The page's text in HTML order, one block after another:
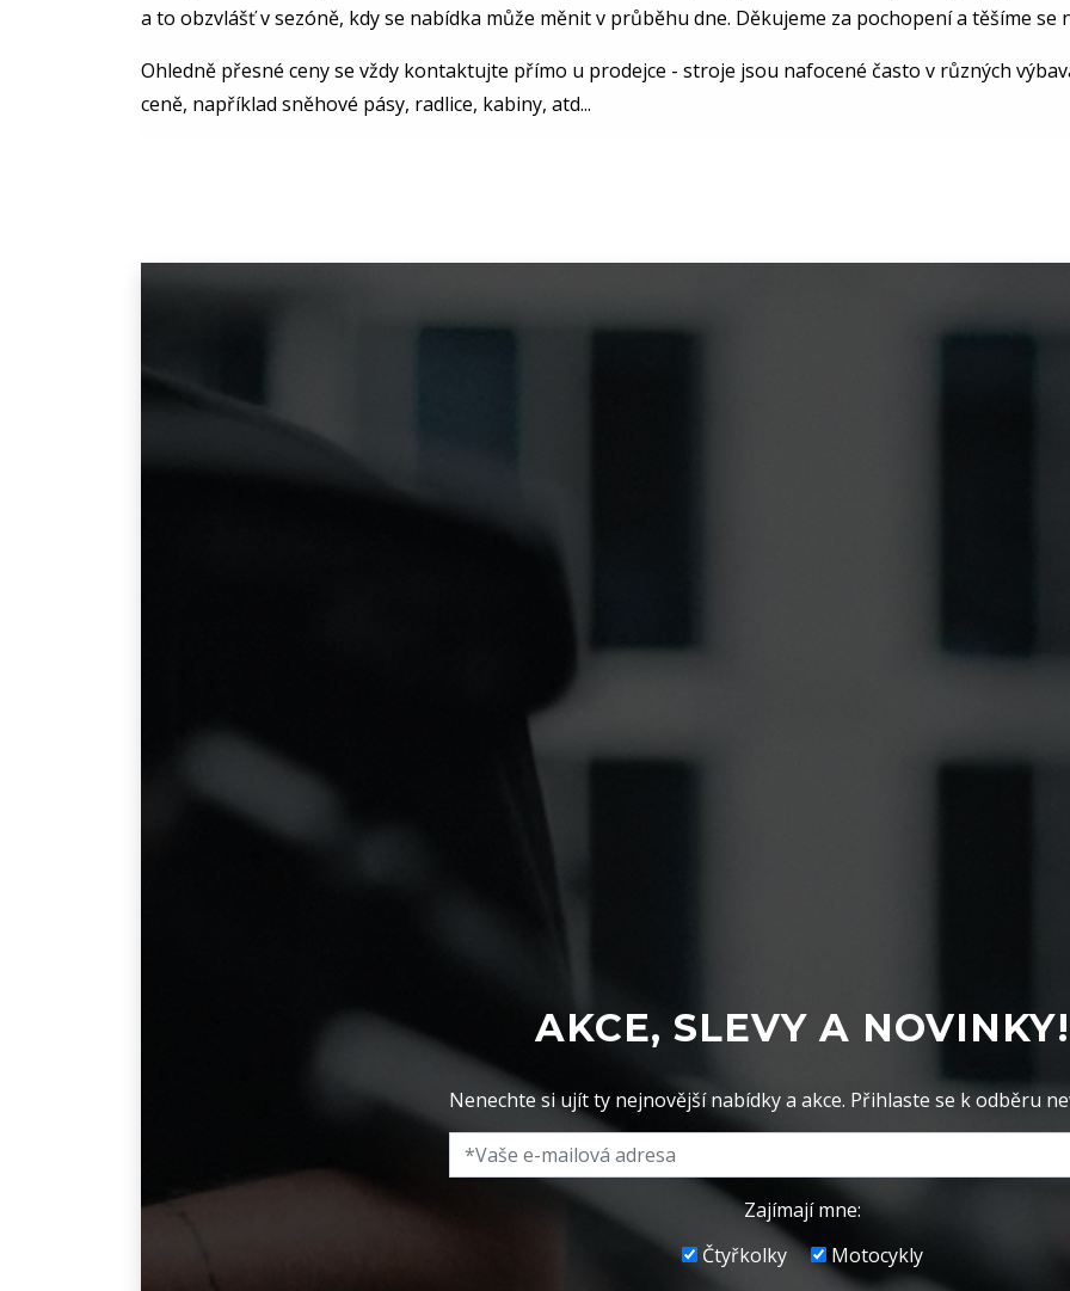
a to obzvlášť v sezóně, kdy se nabídka může měnit v průběhu dne. Děkujeme za pochopení a těšíme se
Ohledně přesné ceny se vždy kontaktujte přímo u prodejce - stroje jsou nafocené často v různých
ceně, například sněhové pásy, radlice, kabiny, atd...
AKCE, SLEVY A NOVINKY!
Nenechte si ujít ty nejnovější nabídky a akce. Přihlaste se k odběru
Zajímají mne:
Čtyřkolky
Motocykly